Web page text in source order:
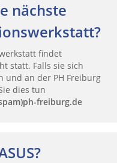
nächste
findet
statt. Falls sie sich
und an der PH Freiburg
dies tun
freiburg.de